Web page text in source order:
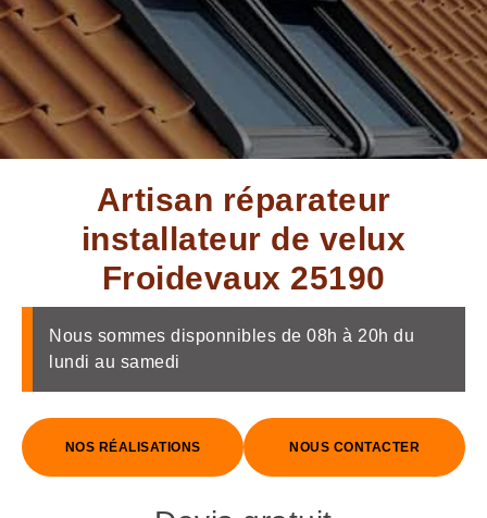
Artisan réparateur
installateur de velux
Froidevaux 25190
Nous sommes disponnibles de 08h à 20h du
lundi au samedi
NOS RÉALISATIONS NOUS CONTACTER